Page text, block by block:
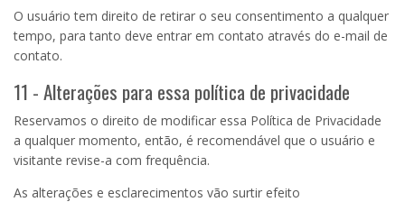
O usuário tem direito de retirar o seu consentimento a qualquer
tempo, para tanto deve entrar em contato através do e-mail de
contato.
11 - Alterações para essa política de privacidade
Reservamos o direito de modificar essa Política de Privacidade
a qualquer momento, então, é recomendável que o usuário e
visitante revise-a com frequência.
As alterações e esclarecimentos vão surtir efeito